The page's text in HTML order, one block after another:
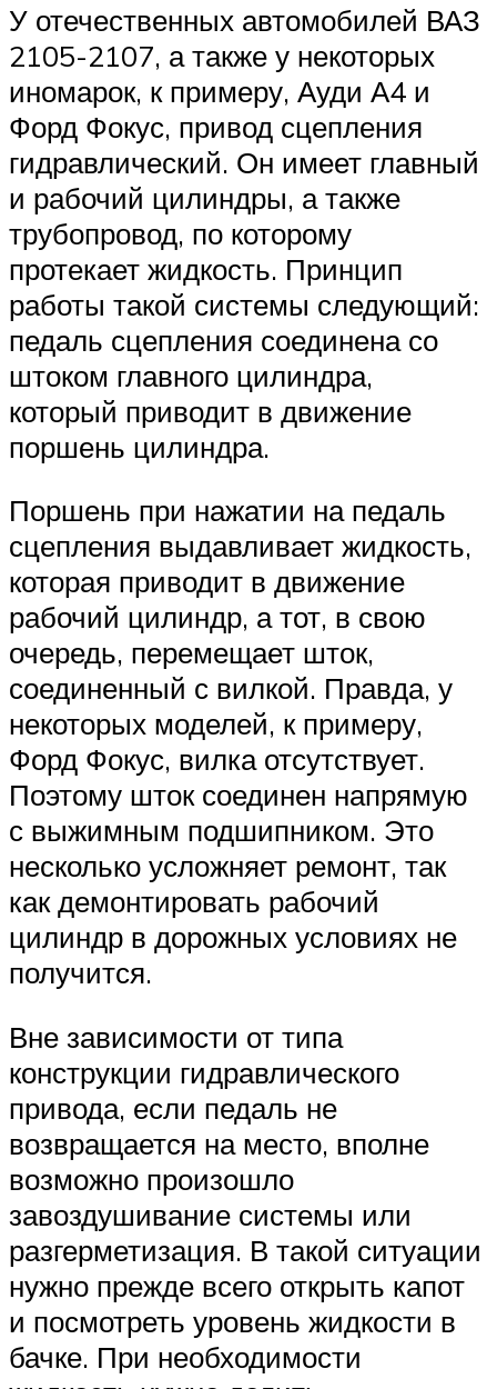
У отечественных автомобилей ВАЗ
2105-2107, а также у некоторых
иномарок, к примеру, Ауди А4 и
Форд Фокус, привод сцепления
гидравлический. Он имеет главный
и рабочий цилиндры, а также
трубопровод, по которому
протекает жидкость. Принцип
работы такой системы следующий:
педаль сцепления соединена со
штоком главного цилиндра,
который приводит в движение
поршень цилиндра.
Поршень при нажатии на педаль
сцепления выдавливает жидкость,
которая приводит в движение
рабочий цилиндр, а тот, в свою
очередь, перемещает шток,
соединенный с вилкой. Правда, у
некоторых моделей, к примеру,
Форд Фокус, вилка отсутствует.
Поэтому шток соединен напрямую
с выжимным подшипником. Это
несколько усложняет ремонт, так
как демонтировать рабочий
цилиндр в дорожных условиях не
получится.
Вне зависимости от типа
конструкции гидравлического
привода, если педаль не
возвращается на место, вполне
возможно произошло
завоздушивание системы или
разгерметизация. В такой ситуации
нужно прежде всего открыть капот
и посмотреть уровень жидкости в
бачке. При необходимости